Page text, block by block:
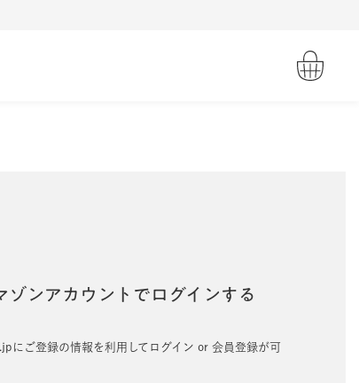
ゾンアカウントでログインする
にご登録の情報を利用してログイン or 会員登録が可